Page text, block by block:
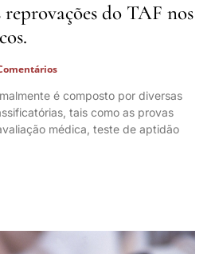
do TAF nos
é composto por diversas
tais como as provas
médica, teste de aptidão